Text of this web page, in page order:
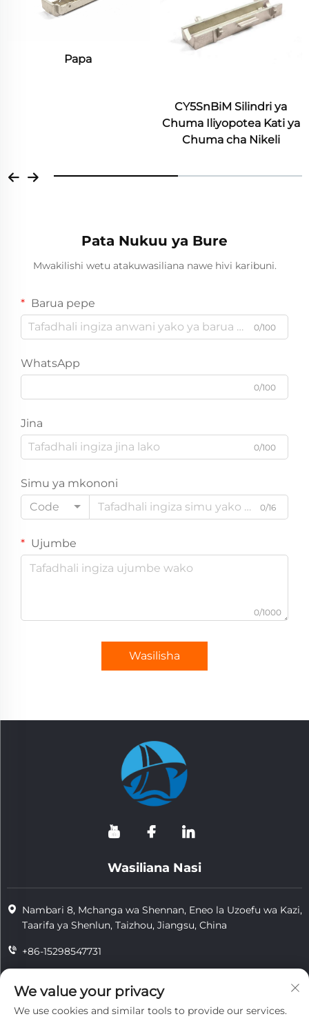
Papa
CY5SnBiM Silindri ya
Chuma Iliyopotea Kati ya
Chuma cha Nikeli
Pata Nukuu ya Bure
Mwakilishi wetu atakuwasiliana nawe hivi karibuni.
Barua pepe
0/100
WhatsApp
0/100
Jina
0/100
Simu ya mkononi
Code
0/16
Ujumbe
0/1000
Wasilisha
Wasiliana Nasi
Nambari 8, Mchanga wa Shennan, Eneo la Uzoefu wa Kazi,
Taarifa ya Shenlun, Taizhou, Jiangsu, China
+86-15298547731
[email protected]
We value your privacy
We use cookies and similar tools to provide our services.